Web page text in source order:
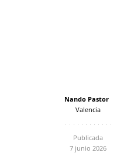
Nando Pastor
Valencia
Publicada
7 junio 2026